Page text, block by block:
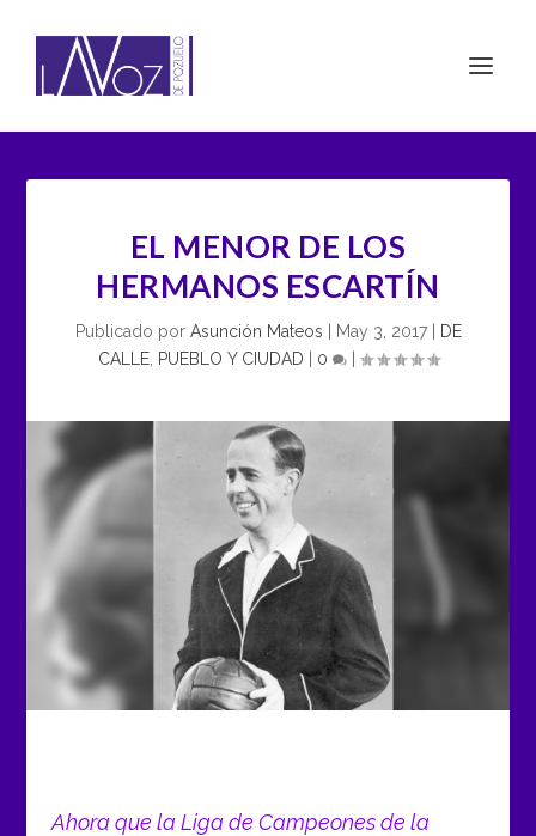
EL MENOR DE LOS
HERMANOS ESCARTÍN
Publicado por Asunción Mateos May 3, 2017|
DE
CALLE, PUEBLO Y CIUDAD 0 |
Ahora que la Liga de Campeones de la